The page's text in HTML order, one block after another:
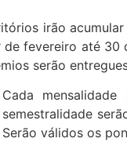
irão
de fevereiro até
serão
Cada
semestralidade
Serão válidos os